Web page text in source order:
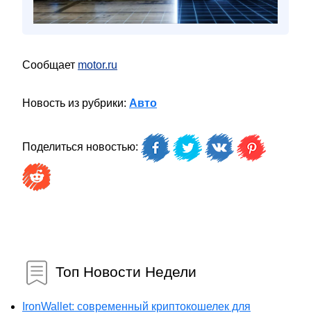
Сообщает motor.ru
Новость из рубрики: Авто
Поделиться новостью:
Топ Новости Недели
IronWallet: современный криптокошелек для